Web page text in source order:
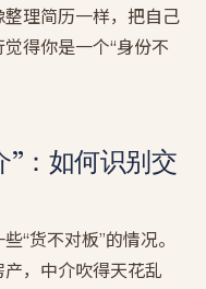
理简历一样，把自己
得你是一个“身份不
”：如何识别交
“货不对板”的情况。
，中介吹得天花乱